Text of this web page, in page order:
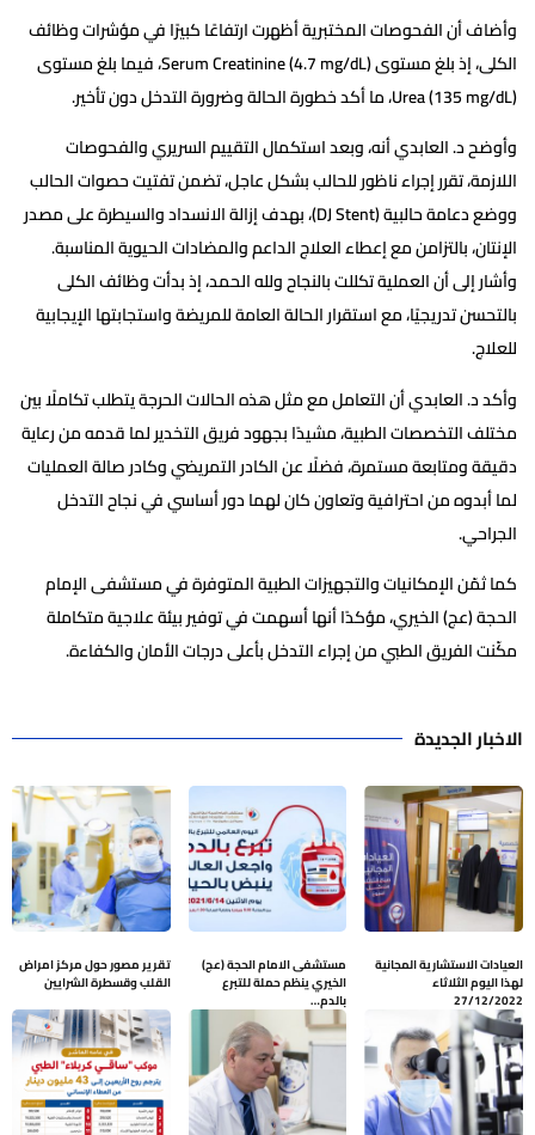
وأضاف أن الفحوصات المختبرية أظهرت ارتفاعًا كبيرًا في مؤشرات وظائف
الكلى، إذ بلغ مستوى Serum Creatinine (4.7 mg/dL)، فيما بلغ مستوى
Urea (135 mg/dL)، ما أكد خطورة الحالة وضرورة التدخل دون تأخير.
وأوضح د. العابدي أنه، وبعد استكمال التقييم السريري والفحوصات
اللازمة، تقرر إجراء ناظور للحالب بشكل عاجل، تضمن تفتيت حصوات الحالب
ووضع دعامة حالبية (DJ Stent)، بهدف إزالة الانسداد والسيطرة على مصدر
الإنتان، بالتزامن مع إعطاء العلاج الداعم والمضادات الحيوية المناسبة.
وأشار إلى أن العملية تكللت بالنجاح ولله الحمد، إذ بدأت وظائف الكلى
بالتحسن تدريجيًا، مع استقرار الحالة العامة للمريضة واستجابتها الإيجابية
للعلاج.
وأكد د. العابدي أن التعامل مع مثل هذه الحالات الحرجة يتطلب تكاملًا بين
مختلف التخصصات الطبية، مشيدًا بجهود فريق التخدير لما قدمه من رعاية
دقيقة ومتابعة مستمرة، فضلًا عن الكادر التمريضي وكادر صالة العمليات
لما أبدوه من احترافية وتعاون كان لهما دور أساسي في نجاح التدخل
الجراحي.
كما ثمّن الإمكانيات والتجهيزات الطبية المتوفرة في مستشفى الإمام
الحجة (عج) الخيري، مؤكدًا أنها أسهمت في توفير بيئة علاجية متكاملة
مكّنت الفريق الطبي من إجراء التدخل بأعلى درجات الأمان والكفاءة.
الاخبار الجديدة
العيادات الاستشارية المجانية
لهذا اليوم الثلاثاء
27/12/2022
مستشفى الامام الحجة (عج)
الخيري ينظم حملة للتبرع
بالدم…
تقرير مصور حول مركز امراض
القلب وقسطرة الشرايين